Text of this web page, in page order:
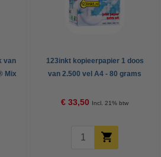
van
Mix
123inkt kopieerpapier 1 doos
van 2.500 vel A4 - 80 grams
€ 33,50 Incl. 21% btw